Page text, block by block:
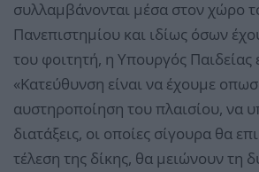
συλλαμβάνονται μέσα στον χώρο
Πανεπιστημίου και ιδίως όσων
του φοιτητή, η Υπουργός Παιδείας
«Κατεύθυνση είναι να έχουμε
αυστηροποίηση του πλαισίου, να
διατάξεις, οι οποίες σίγουρα θα
τέλεση της δίκης, θα μειώνουν τη